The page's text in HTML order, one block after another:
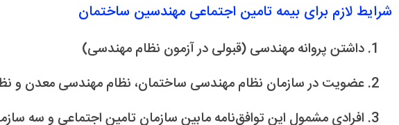
شرایط لازم برای بیمه تامین اجتماعی مهندسین ساختمان
داشتن پروانه مهندسی (قبولی در آزمون نظام مهندسی)
عضویت در سازمان نظام مهندسی ساختمان، نظام مهندسی معدن و
افرادی مشمول این توافق‌نامه مابین سازمان تامین اجتماعی و سه